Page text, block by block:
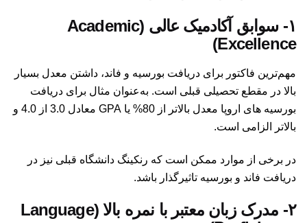
۱- سوابق آکادمیک عالی (Academic
Excellence)
مهم‌ترین فاکتور برای دریافت بورسیه و فاند، داشتن معدل بسیار
بالا در مقطع تحصیلی قبلی است. به‌عنوان مثال برای دریافت
بورسیه های اروپا معدل بالاتر از 80% یا GPA معادل 3.0 از 4.0 و
بالاتر الزامی است.
در برخی از موارد ممکن است که رنکینگ دانشگاه قبلی نیز در
دریافت فاند و بورسیه تاثیرگذار باشد.
۲- مدرک زبان معتبر با نمره بالا (Language